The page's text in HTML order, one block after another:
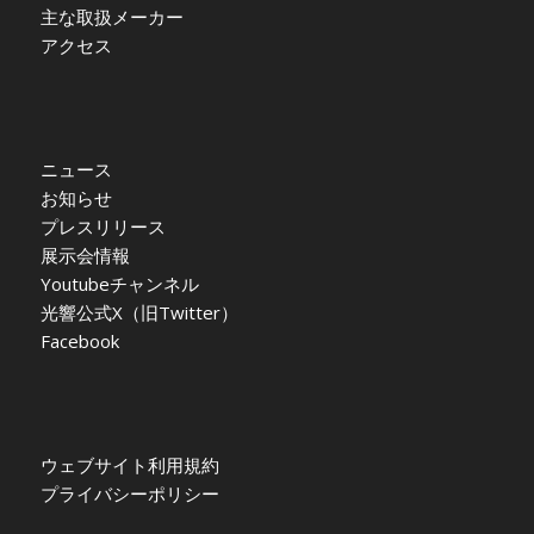
主な取扱メーカー
アクセス
ニュース
お知らせ
プレスリリース
展示会情報
Youtubeチャンネル
光響公式X（旧Twitter）
Facebook
ウェブサイト利用規約
プライバシーポリシー